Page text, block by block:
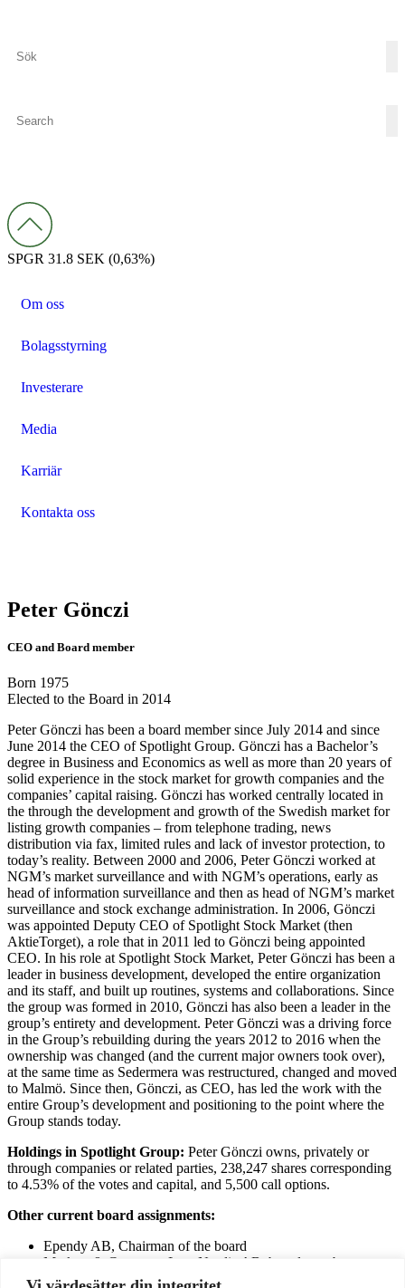
SPGR 31.8 SEK (0,63%)
Om oss
Bolagsstyrning
Investerare
Media
Karriär
Kontakta oss
Peter Gönczi
CEO and Board member
Born 1975
Elected to the Board in 2014
Peter Gönczi has been a board member since July 2014 and since
June 2014 the CEO of Spotlight Group. Gönczi has a Bachelor’s
degree in Business and Economics as well as more than 20 years of
solid experience in the stock market for growth companies and the
companies’ capital raising. Gönczi has worked centrally located in
the through the development and growth of the Swedish market for
listing growth companies – from telephone trading, news
distribution via fax, limited rules and lack of investor protection, to
today’s reality. Between 2000 and 2006, Peter Gönczi worked at
NGM’s market surveillance and with NGM’s operations, early as
head of information surveillance and then as head of NGM’s market
surveillance and stock exchange administration. In 2006, Gönczi
was appointed Deputy CEO of Spotlight Stock Market (then
AktieTorget), a role that in 2011 led to Gönczi being appointed
CEO. In his role at Spotlight Stock Market, Peter Gönczi has been a
leader in business development, developed the entire organization
and its staff, and built up routines, systems and collaborations. Since
the group was formed in 2010, Gönczi has also been a leader in the
group’s entirety and development. Peter Gönczi was a driving force
in the Group’s rebuilding during the years 2012 to 2016 when the
ownership was changed (and the current major owners took over),
at the same time as Sedermera was restructured, changed and moved
to Malmö. Since then, Gönczi, as CEO, has led the work with the
entire Group’s development and positioning to the point where the
Group stands today.
Holdings in Spotlight Group: Peter Gönczi owns, privately or
through companies or related parties, 238,247 shares corresponding
to 4.53% of the votes and capital, and 5,500 call options.
Other current board assignments:
Ependy AB, Chairman of the board
Markets & Corporate Law Nordic AB, board member
Sameve Invest AB, board member